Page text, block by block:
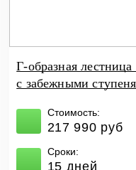
Г-образная
с забежными
Стоимость:
217 990 руб
Сроки:
15 дней